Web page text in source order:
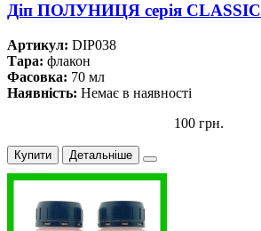
Дiп ПОЛУНИЦЯ серiя CLASSIC
Артикул: DIP038
Тара: флакон
Фасовка: 70 мл
Наявність: Немає в наявності
100 грн.
Купити Детальніше